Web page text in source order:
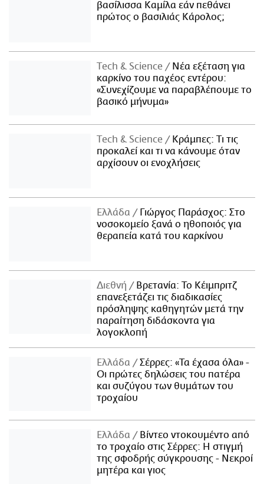
βασίλισσα Καμίλα εάν πεθάνει
πρώτος ο βασιλιάς Κάρολος;
Τech & Science
Νέα εξέταση για
καρκίνο του παχέος εντέρου:
«Συνεχίζουμε να παραβλέπουμε το
βασικό μήνυμα»
Τech & Science
Κράμπες: Τι τις
προκαλεί και τι να κάνουμε όταν
αρχίσουν οι ενοχλήσεις
Ελλάδα
Γιώργος Παράσχος: Στο
νοσοκομείο ξανά ο ηθοποιός για
θεραπεία κατά του καρκίνου
Διεθνή
Βρετανία: Το Κέιμπριτζ
επανεξετάζει τις διαδικασίες
πρόσληψης καθηγητών μετά την
παραίτηση διδάσκοντα για
λογοκλοπή
Ελλάδα
Σέρρες: «Τα έχασα όλα» -
Οι πρώτες δηλώσεις του πατέρα
και συζύγου των θυμάτων του
τροχαίου
Ελλάδα
Βίντεο ντοκουμέντο από
το τροχαίο στις Σέρρες: Η στιγμή
της σφοδρής σύγκρουσης - Νεκροί
μητέρα και γιος